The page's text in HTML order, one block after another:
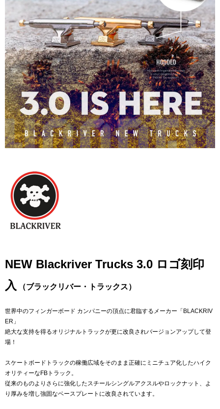
NEW Blackriver Trucks 3.0 ロゴ刻印
入
（ブラックリバー・トラックス）
世界中のフィンガーボード カンパニーの頂点に君臨するメーカー「BLACKRIV
ER」
絶大な支持を得るオリジナルトラックが更に改良されバージョンアップして登
場！
スケートボードトラックの稼働広域をそのまま正確にミニチュア化したハイク
オリティーなFBトラック。
従来のものよりさらに強化したスチールシングルアクスルやロックナット、よ
り厚みを増し強固なベースプレートに改良されています。